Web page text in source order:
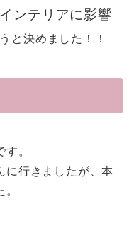
ンテリアに影響
と決めました！！
。
に行きましたが、本